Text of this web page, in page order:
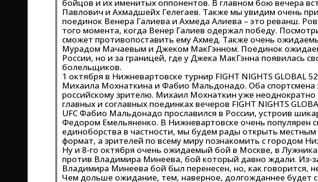
бойцов и их именитых оппонентов. В главном бою вечера
Павлович и Ахмадшейх Гелегаев. Также мы увидим очень
поединок Венера Галиева и Ахмеда Алиева – это реванш.
того момента, когда Венер Галиев одержал победу.
сможет противопоставить ему Ахмед. Также очень
Мурадом Мачаевым и Джеком МакГэнном. Поединок
России, но и за границей, где у Джека МакГэнна появилась
болельщиков.
1 октября в Нижневартовске турнир FIGHT NIGHTS GLOBAL
Михаила Мохнаткина и Фабио Мальдонадо. Оба спортсмена
российскому зрителю. Михаил Мохнаткин уже неоднократно
главных и соглавных поединках вечеров FIGHT NIGHTS
UFC Фабио Мальдонадо прославился в России, устроив
Федором Емельяненко. В Нижневартовске очень популярен
единоборства в частности, мы будем рады открыть
формат, а зрителей по всему миру познакомить с городом
Ну и 8-го октября очень ожидаемый бой в Москве, в
против Владимира Минеева, бой который давно ждали. Из-
Владимира Минеева бой был перенесен, но, как говорится,
Чем дольше ожидание, тем, наверное, долгожданнее будет